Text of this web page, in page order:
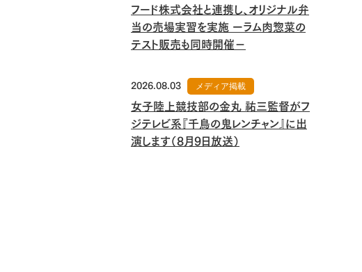
フード株式会社と連携し、オリジナル弁
当の売場実習を実施 ーラム肉惣菜の
テスト販売も同時開催－
2026.08.03 メディア掲載
女子陸上競技部の金丸 祐三監督がフ
ジテレビ系『千鳥の鬼レンチャン』に出
演します（8月9日放送）